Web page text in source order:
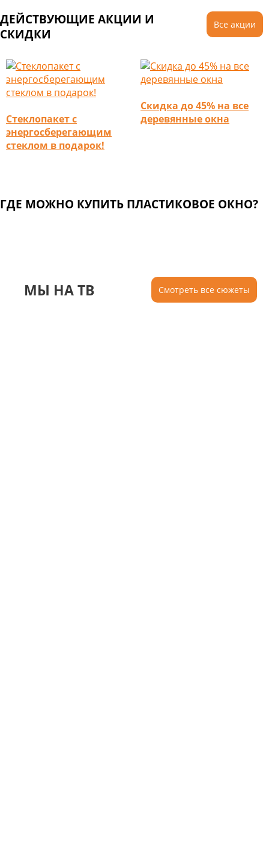
Все акции
ДЕЙСТВУЮЩИЕ АКЦИИ И
СКИДКИ
Стеклопакет с
энергосберегающим
стеклом в подарок!
Скидка до 45% на все
деревянные окна
ГДЕ МОЖНО КУПИТЬ ПЛАСТИКОВОЕ ОКНО?
МЫ НА ТВ Смотреть все сюжеты